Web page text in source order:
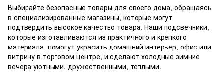
Выбирайте безопасные товары для своего дома, обращаясь
в специализированные магазины, которые могут
подтвердить высокое качество товара. Наши подсвечники,
которые изготавливаются из практичного и крепкого
материала, помогут украсить домашний интерьер, офис или
витрину в торговом центре, и сделают холодные зимние
вечера уютными, дружественными, теплыми.